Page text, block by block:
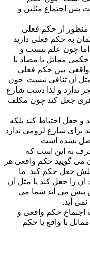
پس اجتماع مثلین و
منظور از حکم فعلی
به حکم فعلی دارید
اما چون علم نیست و
مماثل یا مضاد با
بین حکم فعلی
آن تنافی نیست. چون
ندارد و لذا دست شارع
جعل کند چون مکلف
جعل احتیاط کند بلکه
برای شارع لزومی ندارد
نشده است.
به این است که
می گویید حکم واقعی هر
جعل حکم کند. ما
را جعل کند یا مثل آن
پیش می آید شما می
آید.
حکم واقعی و
با واقع یا حکم